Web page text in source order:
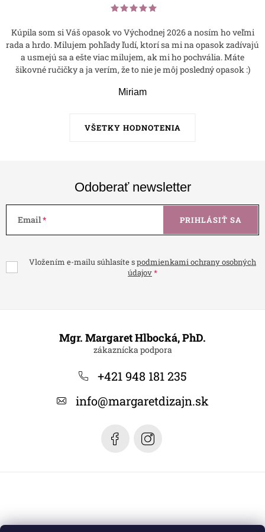
VŠETKY HODNOTENIA
Kúpila som si Váš opasok vo Východnej 2026 a nosím ho veľmi
rada a hrdo. Milujem pohľady ľudí, ktorí sa mi na opasok zadívajú
a usmejú sa a ešte viac milujem, ak mi ho pochvália. Máte
šikovné ručičky a ja verím, že to nie je môj posledný opasok :)
Miriam
Odoberať newsletter
Email
Vložením e-mailu súhlasíte spodmienkami ochrany osobných
údajov
PRIHLÁSIŤ SA
Mgr. Margaret Hlbocká, PhD.
+421 948 181 235
info@margaretdizajn.sk